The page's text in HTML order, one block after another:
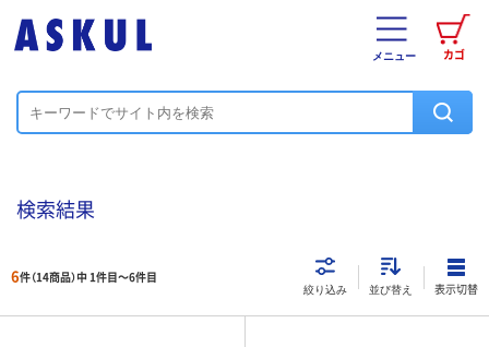
カゴ
メニュー
検索結果
6件（14商品）中 1件目～6件目
絞り込み 並び替え 表示切替